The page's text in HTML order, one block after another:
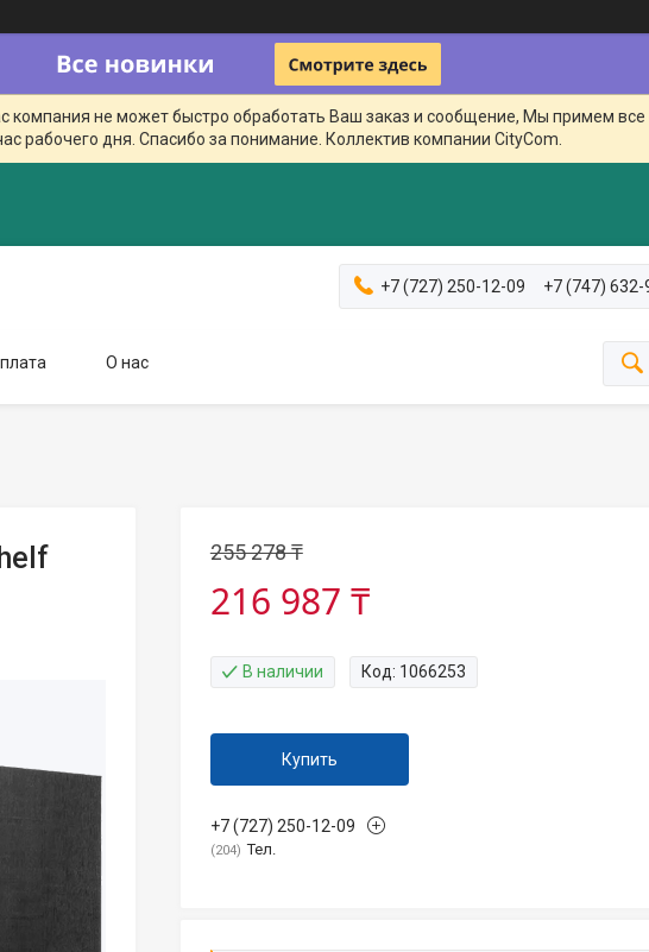
компания не может быстро обработать Ваш заказ и сообщение, Мы примем
рабочего дня. Спасибо за понимание. Коллектив компании CityCom.
+7 (727) 250-12-09 +7 (747) 632-
О нас
255 278 ₸
216 987 ₸
В наличии Код: 1066253
Купить
+7 (727) 250-12-09
204 Тел.